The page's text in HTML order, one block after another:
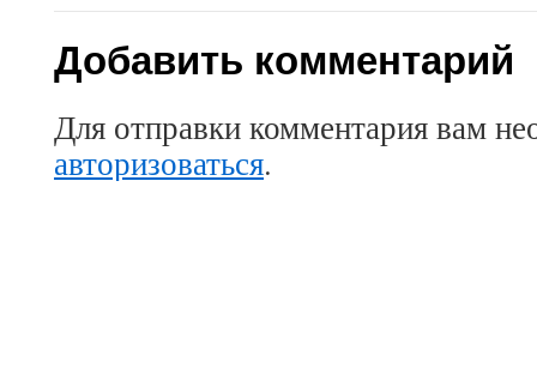
Добавить комментарий
Для отправки комментария вам
авторизоваться.